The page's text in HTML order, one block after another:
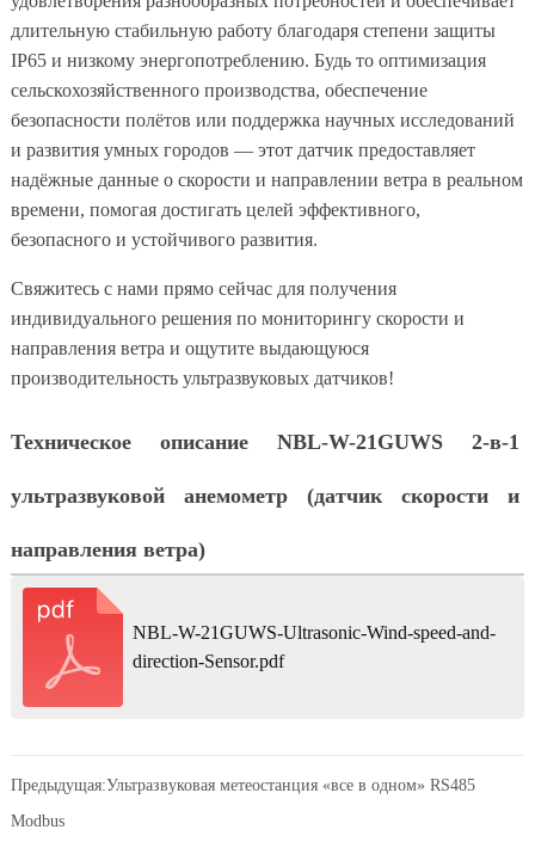
длительную стабильную работу благодаря степени защиты
IP65 и низкому энергопотреблению. Будь то оптимизация
сельскохозяйственного производства, обеспечение
безопасности полётов или поддержка научных исследований
и развития умных городов — этот датчик предоставляет
надёжные данные о скорости и направлении ветра в реальном
времени, помогая достигать целей эффективного,
безопасного и устойчивого развития.
Свяжитесь с нами прямо сейчас для получения
индивидуального решения по мониторингу скорости и
направления ветра и ощутите выдающуюся
производительность ультразвуковых датчиков!
Техническое описание NBL-W-21GUWS 2-в-1
ультразвуковой анемометр (датчик скорости и
направления ветра)
NBL-W-21GUWS-Ultrasonic-Wind-speed-and-
direction-Sensor.pdf
Предыдущая:Ультразвуковая метеостанция «все в одном» RS485
Modbus